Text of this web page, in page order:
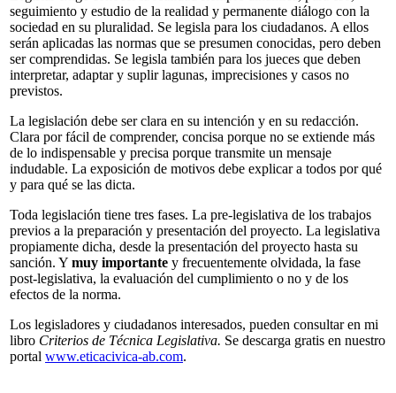
seguimiento y estudio de la realidad y permanente diálogo con la
sociedad en su pluralidad. Se legisla para los ciudadanos. A ellos
serán aplicadas las normas que se presumen conocidas, pero deben
ser comprendidas. Se legisla también para los jueces que deben
interpretar, adaptar y suplir lagunas, imprecisiones y casos no
previstos.
La legislación debe ser clara en su intención y en su redacción.
Clara por fácil de comprender, concisa porque no se extiende más
de lo indispensable y precisa porque transmite un mensaje
indudable. La exposición de motivos debe explicar a todos por qué
y para qué se las dicta.
Toda legislación tiene tres fases. La pre-legislativa de los trabajos
previos a la preparación y presentación del proyecto. La legislativa
propiamente dicha, desde la presentación del proyecto hasta su
sanción. Y muy importante y frecuentemente olvidada, la fase
post-legislativa, la evaluación del cumplimiento o no y de los
efectos de la norma.
Los legisladores y ciudadanos interesados, pueden consultar en mi
libro Criterios de Técnica Legislativa. Se descarga gratis en nuestro
portal www.eticacivica-ab.com.